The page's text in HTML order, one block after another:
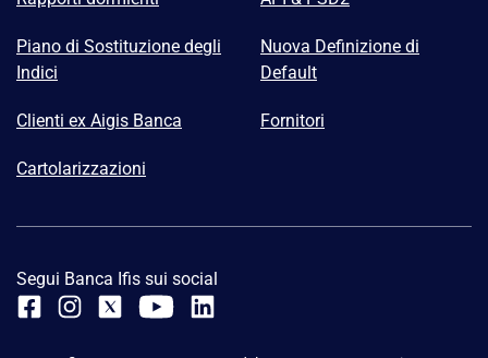
Piano di Sostituzione degli
Indici
Nuova Definizione di
Default
Clienti ex Aigis Banca Fornitori
Cartolarizzazioni
Segui Banca Ifis sui social